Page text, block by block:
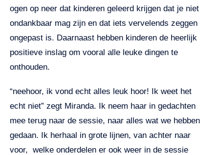
ogen op neer dat kinderen geleerd krijgen dat je niet
ondankbaar mag zijn en dat iets vervelends zeggen
ongepast is. Daarnaast hebben kinderen de heerlijk
positieve inslag om vooral alle leuke dingen te
onthouden.
“neehoor, ik vond echt alles leuk hoor! Ik weet het
echt niet” zegt Miranda. Ik neem haar in gedachten
mee terug naar de sessie, naar alles wat we hebben
gedaan. Ik herhaal in grote lijnen, van achter naar
voor, welke onderdelen er ook weer in de sessie